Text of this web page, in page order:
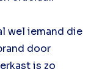
wel iemand die
door
is zo